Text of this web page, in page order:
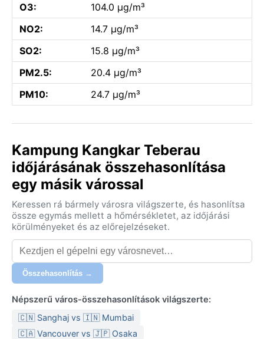
O3:
104.0 µg/m³
NO2:
14.7 µg/m³
SO2:
15.8 µg/m³
PM2.5:
20.4 µg/m³
PM10:
24.7 µg/m³
Kampung Kangkar Teberau
időjárásának összehasonlítása
egy másik várossal
Keressen rá bármely városra világszerte, és hasonlítsa
össze egymás mellett a hőmérsékletet, az időjárási
körülményeket és az előrejelzéseket.
Összehasonlítás →
Népszerű város-összehasonlítások világszerte:
🇨🇳 Sanghaj vs 🇮🇳 Mumbai
🇨🇦 Vancouver vs 🇯🇵 Osaka